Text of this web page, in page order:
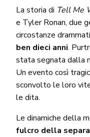
La storia di Tell Me
e Tyler Ronan, due
circostanze
ben dieci anni.
stata segnata dalla
Un evento così
sconvolto le loro
le dita.
Le dinamiche della
fulcro della